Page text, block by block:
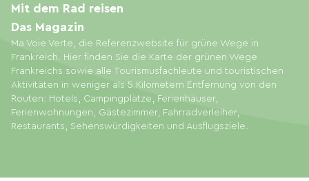
Ma Voie Verte, die Referenzwebsite für grüne Wege in
Frankreich. Hier finden Sie die Karte der grünen Wege
Frankreichs sowie alle Tourismusfachleute und touristischen
Aktivitäten in weniger als 5 Kilometern Entfernung von den
Routen: Hotels, Campingplätze, Ferienhäuser,
Ferienwohnungen, Gästezimmer, Fahrradverleiher,
Restaurants, Sehenswürdigkeiten und Ausflugsziele.
Mit dem Rad reisen
Das Magazin